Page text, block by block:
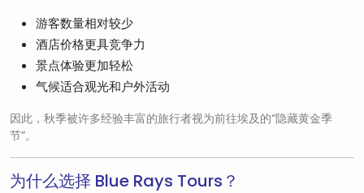
游客数量相对较少
酒店价格更具竞争力
景点体验更加轻松
气候适合观光和户外活动
因此，秋季被许多经验丰富的旅行者视为前往埃及的“隐藏黄金季
节”。
为什么选择 Blue Rays Tours？